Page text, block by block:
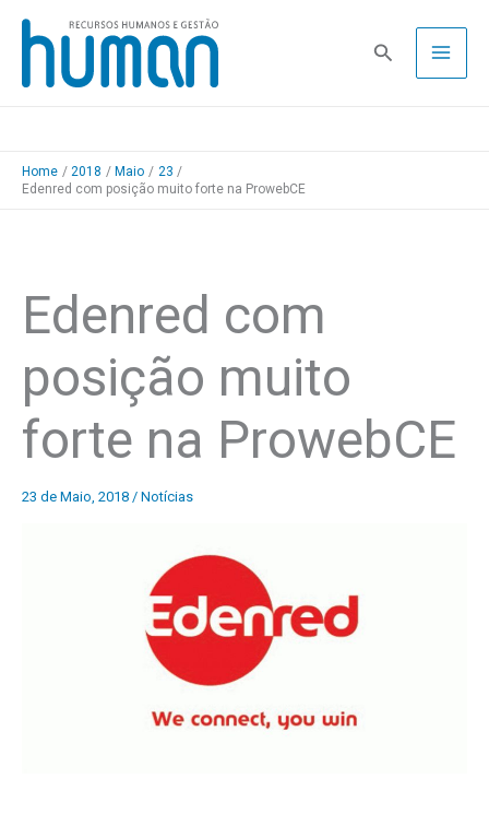
Skip
content
Pesquisa
Home 2018 Maio
23
Edenred com posição muito forte na ProwebCE
Edenred com
posição muito
forte na ProwebCE
23 de Maio, 2018 / Notícias